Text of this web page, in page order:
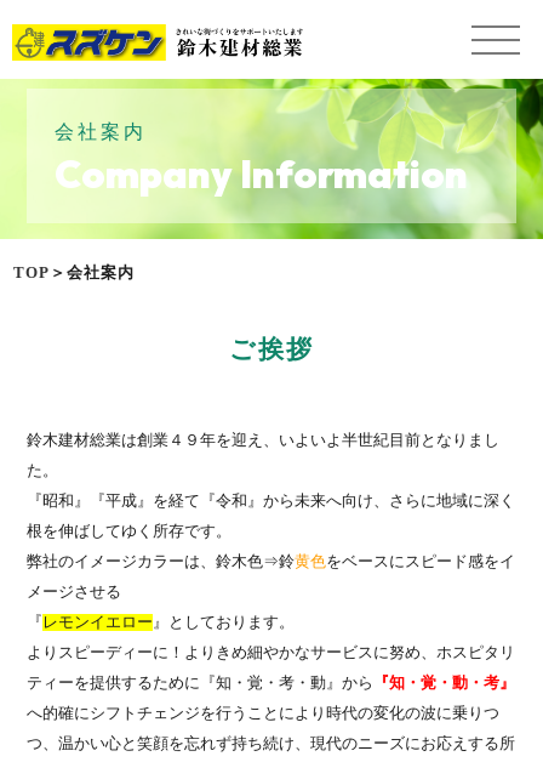
会社案内
Company Information
TOP ＞会社案内
ご挨拶
鈴木建材総業は創業４９年を迎え、いよいよ半世紀目前となりまし
た。
『昭和』『平成』を経て『令和』から未来へ向け、さらに地域に深く
根を伸ばしてゆく所存です。
弊社のイメージカラーは、鈴木色⇒鈴黄色をベースにスピード感をイ
メージさせる
『 レモンイエロー』としております。
よりスピーディーに！よりきめ細やかなサービスに努め、ホスピタリ
ティーを提供するために『知・覚・考・動』から
『知・覚・動・考』
へ的確にシフトチェンジを行うことにより時代の変化の波に乗りつ
つ、温かい心と笑顔を忘れず持ち続け、現代のニーズにお応えする所